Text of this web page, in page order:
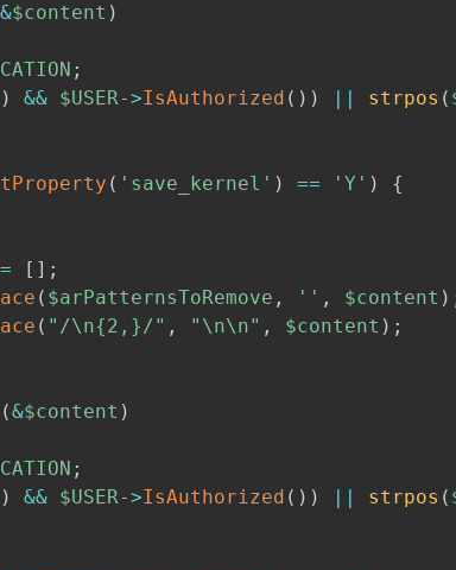
&$content )
;
) && $USER->IsAuthorized ( ) ) || strpos (
( 'save_kernel' ) == 'Y' )
{
= [ ] ;
( $arPatternsToRemove , '' , $content )
( "/\n{2,}/" , "\n\n" , $content ) ;
(&$content )
;
) && $USER->IsAuthorized ( ) ) || strpos (